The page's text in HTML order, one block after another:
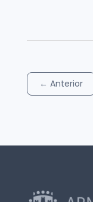
← Anterior